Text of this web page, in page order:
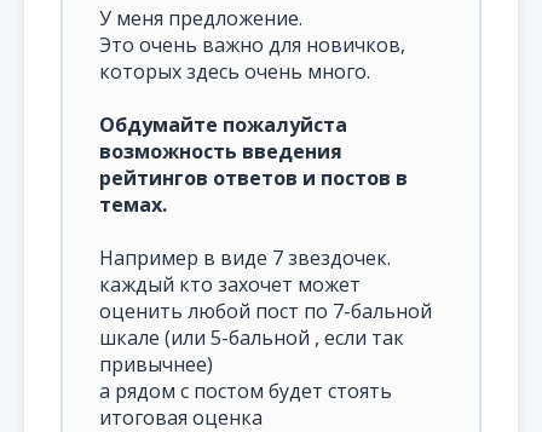
У меня предложение.
Это очень важно для новичков,
которых здесь очень много.
Обдумайте пожалуйста
возможность введения
рейтингов ответов и постов в
темах.
Например в виде 7 звездочек.
каждый кто захочет может
оценить любой пост по 7-бальной
шкале (или 5-бальной , если так
привычнее)
а рядом с постом будет стоять
итоговая оценка